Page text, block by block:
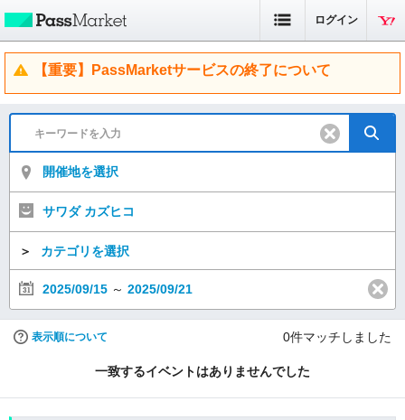
ログイン
【重要】PassMarketサービスの終了について
開催地を選択
サワダ カズヒコ
＞ カテゴリを選択
2025/09/15 ～ 2025/09/21
表示順について 0件マッチしました
一致するイベントはありませんでした